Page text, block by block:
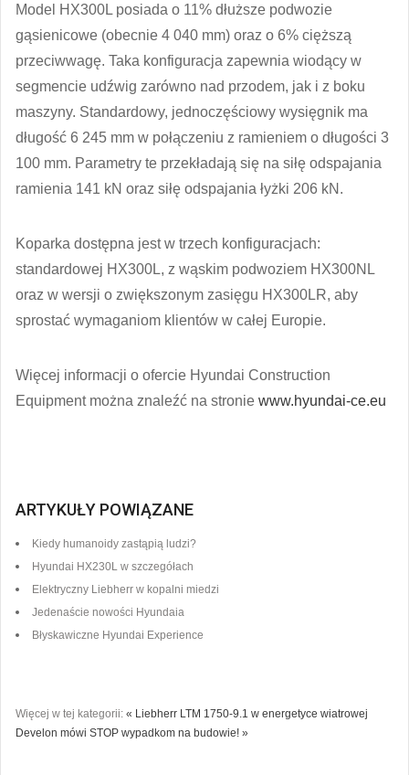
Model HX300L posiada o 11% dłuższe podwozie
gąsienicowe (obecnie 4 040 mm) oraz o 6% cięższą
przeciwwagę. Taka konfiguracja zapewnia wiodący w
segmencie udźwig zarówno nad przodem, jak i z boku
maszyny. Standardowy, jednoczęściowy wysięgnik ma
długość 6 245 mm w połączeniu z ramieniem o długości 3
100 mm. Parametry te przekładają się na siłę odspajania
ramienia 141 kN oraz siłę odspajania łyżki 206 kN.
Koparka dostępna jest w trzech konfiguracjach:
standardowej HX300L, z wąskim podwoziem HX300NL
oraz w wersji o zwiększonym zasięgu HX300LR, aby
sprostać wymaganiom klientów w całej Europie.
Więcej informacji o ofercie Hyundai Construction
Equipment można znaleźć na stronie www.hyundai-ce.eu
ARTYKUŁY POWIĄZANE
Kiedy humanoidy zastąpią ludzi?
Hyundai HX230L w szczegółach
Elektryczny Liebherr w kopalni miedzi
Jedenaście nowości Hyundaia
Błyskawiczne Hyundai Experience
Więcej w tej kategorii: « Liebherr LTM 1750-9.1 w energetyce wiatrowej
Develon mówi STOP wypadkom na budowie! »